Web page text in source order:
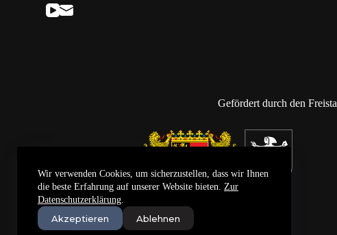
Wir verwenden Cookies, um sicherzustellen, dass wir Ihnen
die beste Erfahrung auf unserer Website bieten. Zur
Datenschutzerklärung.
Akzeptieren Ablehnen
Gefördert durch den